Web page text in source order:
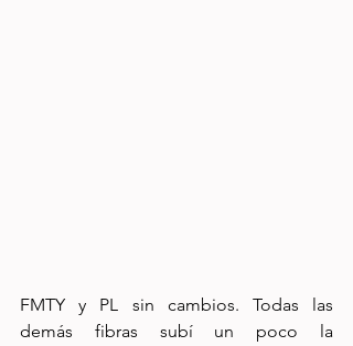
FMTY y PL sin cambios. Todas las
demás fibras subí un poco la